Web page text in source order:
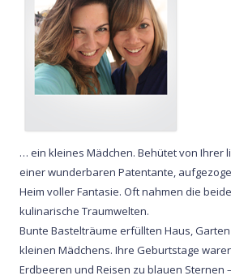
… ein kleines Mädchen. Behütet von Ihrer
einer wunderbaren Patentante,
Heim voller Fantasie. Oft nahmen die
kulinarische Traumwelten.
Bunte Bastelträume erfüllten Haus,
kleinen Mädchens. Ihre Geburtstage
Erdbeeren und Reisen zu blauen Sternen